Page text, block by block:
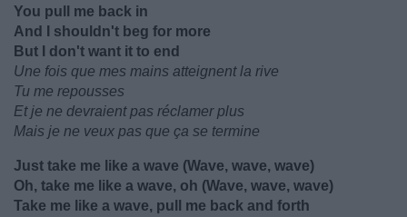
You pull me back in
And I shouldn't beg for more
But I don't want it to end
Une fois que mes mains atteignent la rive
Tu me repousses
Et je ne devraient pas réclamer plus
Mais je ne veux pas que ça se termine
Just take me like a wave (Wave, wave, wave)
Oh, take me like a wave, oh (Wave, wave, wave)
Take me like a wave, pull me back and forth